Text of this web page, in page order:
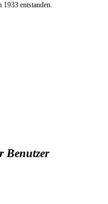
entstanden.
Benutzer